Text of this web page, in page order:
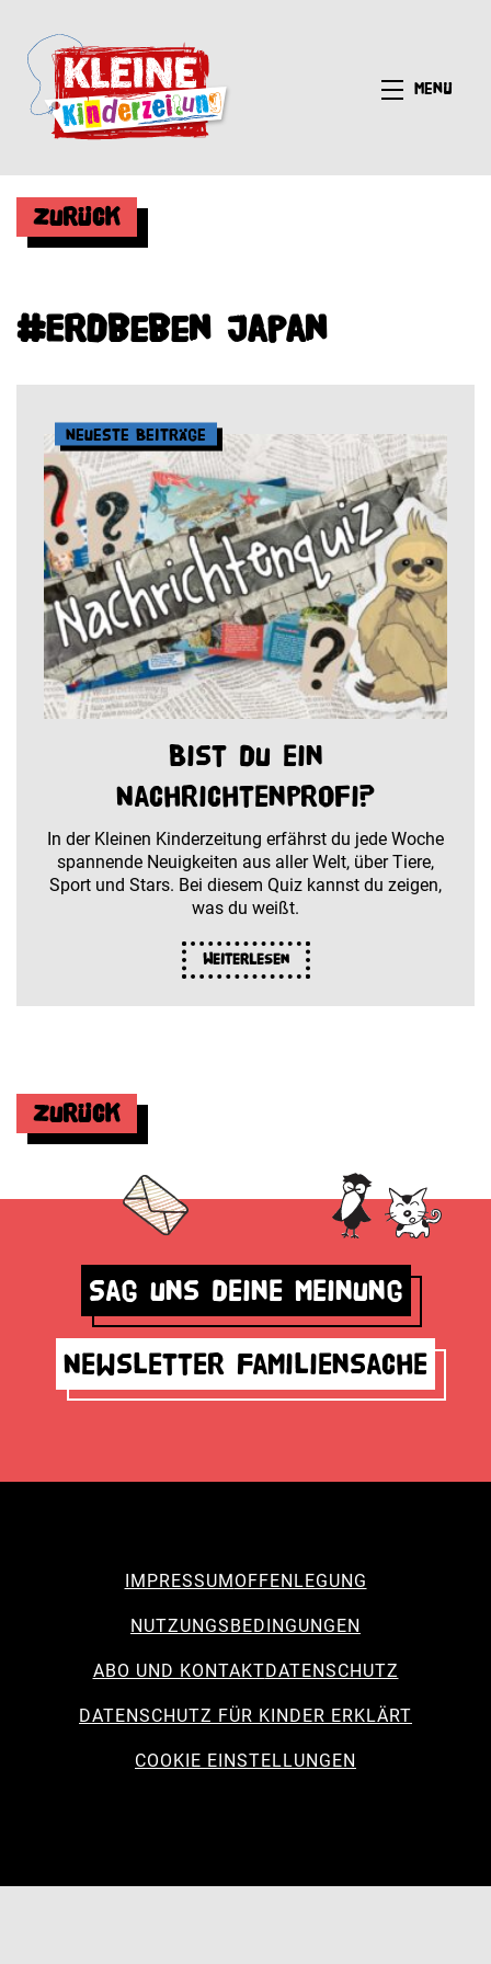
Menü
Zurück
#Erdbeben Japan
Neueste Beiträge
Bist du ein
Nachrichtenprofi?
In der Kleinen Kinderzeitung erfährst du jede Woche
spannende Neuigkeiten aus aller Welt, über Tiere,
Sport und Stars. Bei diesem Quiz kannst du zeigen,
was du weißt.
Weiterlesen
Zurück
Sag uns deine Meinung
Newsletter Familiensache
IMPRESSUMOFFENLEGUNG
NUTZUNGSBEDINGUNGEN
ABO UND KONTAKTDATENSCHUTZ
DATENSCHUTZ FÜR KINDER ERKLÄRT
COOKIE EINSTELLUNGEN